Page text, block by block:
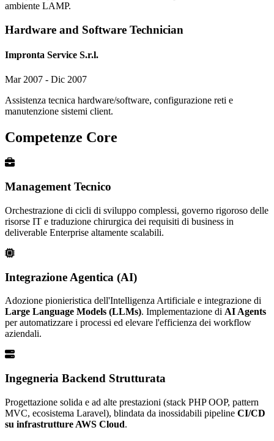
ambiente LAMP.
Hardware and Software Technician
Impronta Service S.r.l.
Mar 2007 - Dic 2007
Assistenza tecnica hardware/software, configurazione reti e
manutenzione sistemi client.
Competenze Core
Management Tecnico
Orchestrazione di cicli di sviluppo complessi, governo rigoroso delle
risorse IT e traduzione chirurgica dei requisiti di business in
deliverable Enterprise altamente scalabili.
Integrazione Agentica (AI)
Adozione pionieristica dell'Intelligenza Artificiale e integrazione di
Large Language Models (LLMs). Implementazione di AI Agents
per automatizzare i processi ed elevare l'efficienza dei workflow
aziendali.
Ingegneria Backend Strutturata
Progettazione solida e ad alte prestazioni (stack PHP OOP, pattern
MVC, ecosistema Laravel), blindata da inossidabili pipeline CI/CD
su infrastrutture AWS Cloud.